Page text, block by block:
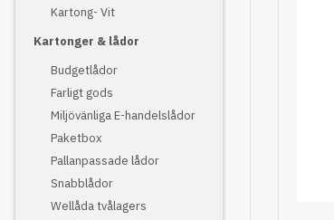
Kartong- Vit
Kartonger & lådor
Budgetlådor
Farligt gods
Miljövänliga E-handelslådor
Paketbox
Pallanpassade lådor
Snabblådor
Wellåda tvålagers